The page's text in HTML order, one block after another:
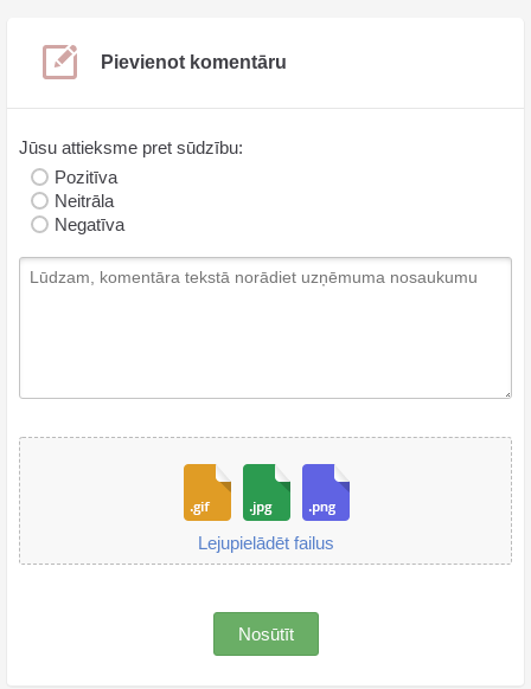
Pievienot komentāru
Jūsu attieksme pret sūdzību:
Pozitīva
Neitrāla
Negatīva
Lejupielādēt failus
Nosūtīt